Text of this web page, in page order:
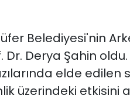
Belediyesi'nin
Dr. Derya Şahin
elde
üzerindeki etkisini